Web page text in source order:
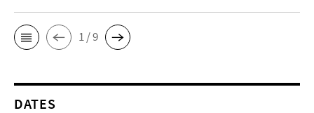
1 / 9
DATES